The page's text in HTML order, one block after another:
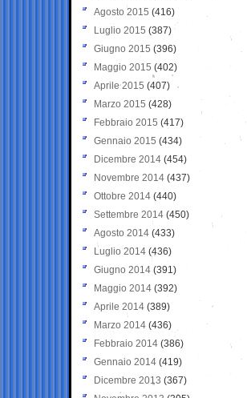
Agosto 2015 (416)
Luglio 2015 (387)
Giugno 2015 (396)
Maggio 2015 (402)
Aprile 2015 (407)
Marzo 2015 (428)
Febbraio 2015 (417)
Gennaio 2015 (434)
Dicembre 2014 (454)
Novembre 2014 (437)
Ottobre 2014 (440)
Settembre 2014 (450)
Agosto 2014 (433)
Luglio 2014 (436)
Giugno 2014 (391)
Maggio 2014 (392)
Aprile 2014 (389)
Marzo 2014 (436)
Febbraio 2014 (386)
Gennaio 2014 (419)
Dicembre 2013 (367)